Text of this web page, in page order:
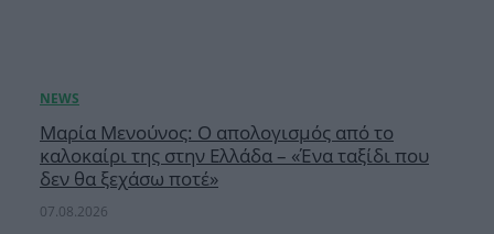
Μαρία Μενούνος: Ο απολογισμός από το
καλοκαίρι της στην Ελλάδα – «Ένα ταξίδι που
δεν θα ξεχάσω ποτέ»
07.08.2026